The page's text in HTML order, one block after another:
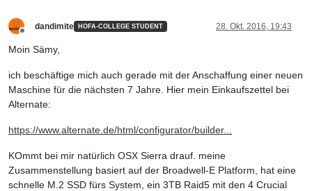
Offline
dandimite HOFA-COLLEGE STUDENT 28. Okt. 2016, 19:43
Moin Sämy,
ich beschäftige mich auch gerade mit der Anschaffung einer neuen
Maschine für die nächsten 7 Jahre. Hier mein Einkaufszettel bei
Alternate:
https://www.alternate.de/html/configurator/builder...
KOmmt bei mir natürlich OSX Sierra drauf. meine
Zusammenstellung basiert auf der Broadwell-E Platform, hat eine
schnelle M.2 SSD fürs System, ein 3TB Raid5 mit den 4 Crucial